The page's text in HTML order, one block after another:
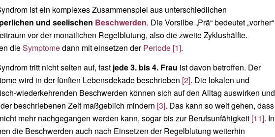
ist ein komplexes Zusammenspiel aus unterschiedlichen
und seelischen Beschwerden. Die Vorsilbe „Prä“ bedeutet „vorher“
vor der monatlichen Regelblutung, also die zweite Zyklushälfte.
dieSymptomedann mit einsetzen derPeriode [1].
tritt nicht selten auf, fast jede 3. bis 4. Frau ist davon betroffen. Der
wird in der fünften Lebensdekade beschrieben [2]. Die lokalen und
wiederkehrenden Beschwerden können sich auf den Alltag auswirken und
beschriebenen Zeit maßgeblich mindern [3]. Das kann so weit gehen, dass
mehr nachgegangen werden kann, sogar bis zur Berufsunfähigkeit [11]. In
die Beschwerden auch nach Einsetzen der Regelblutung weiterhin